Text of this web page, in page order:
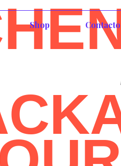
Shop Contacto